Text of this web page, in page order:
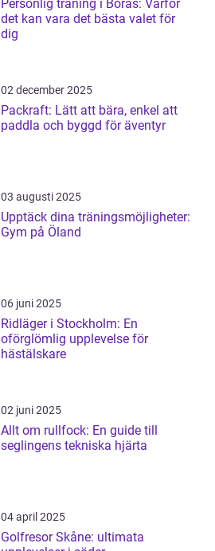
Personlig träning i Borås: Varför
det kan vara det bästa valet för
dig
02 december 2025
Packraft: Lätt att bära, enkel att
paddla och byggd för äventyr
03 augusti 2025
Upptäck dina träningsmöjligheter:
Gym på Öland
06 juni 2025
Ridläger i Stockholm: En
oförglömlig upplevelse för
hästälskare
02 juni 2025
Allt om rullfock: En guide till
seglingens tekniska hjärta
04 april 2025
Golfresor Skåne: ultimata